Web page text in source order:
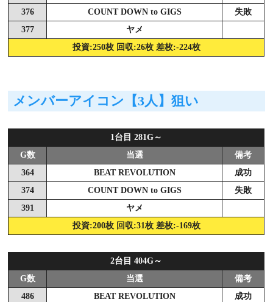
376
COUNT DOWN to GIGS
失敗
377
ヤメ
投資:250枚 回収:26枚 差枚:-224枚
メンバーアイコン【3人】狙い
1台目 281G～
G数
当選
備考
364
BEAT REVOLUTION
成功
374
COUNT DOWN to GIGS
失敗
391
ヤメ
投資:200枚 回収:31枚 差枚:-169枚
2台目 404G～
G数
当選
備考
486
BEAT REVOLUTION
成功